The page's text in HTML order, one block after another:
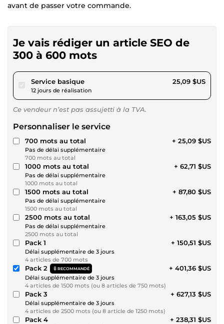
avant de passer votre commande.
Je vais rédiger un article SEO de
300 à 600 mots
Service basiquepour 23,12 $US
12 jours de réalisation
25,09 $US
Ce vendeur n’est pas assujetti à la TVA.
Personnaliser le service
700 mots au total
Pas de délai supplémentaire
700 mots au total
+ 25,09 $US
1000 mots au total
Pas de délai supplémentaire
1000 mots au total
+ 62,71 $US
1500 mots au total
Pas de délai supplémentaire
1500 mots au total
+ 87,80 $US
2500 mots au total
Pas de délai supplémentaire
2500 mots au total
+ 163,05 $US
Pack 1
Délai supplémentaire de 3 jours
4 articles de 700 mots
+ 150,51 $US
Pack 2 RECOMMANDÉ
Délai supplémentaire de 3 jours
4 articles de 1500 mots (ou 8 articles de 750 mots)
+ 401,36 $US
Pack 3
Délai supplémentaire de 3 jours
4 articles de 2500 mots (ou 8 article de 1250 mots)
+ 627,13 $US
Pack 4 + 238,31 $US